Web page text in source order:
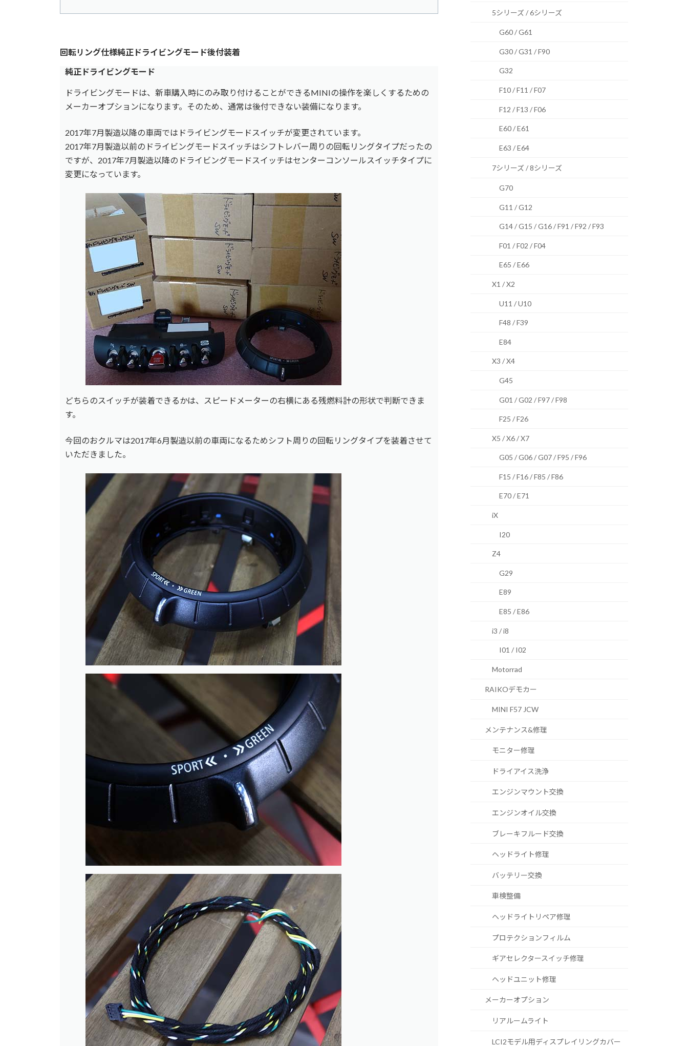
回転リング仕様純正ドライビングモード後付装着
純正ドライビングモード
ドライビングモードは、新車購入時にのみ取り付けることができるMINIの操作を楽しくするための
メーカーオプションになります。そのため、通常は後付できない装備になります。
2017年7月製造以降の車両ではドライビングモードスイッチが変更されています。
2017年7月製造以前のドライビングモードスイッチはシフトレバー周りの回転リングタイプだったの
ですが、2017年7月製造以降のドライビングモードスイッチはセンターコンソールスイッチタイプに
変更になっています。
どちらのスイッチが装着できるかは、スピードメーターの右横にある残燃料計の形状で判断できま
す。
今回のおクルマは2017年6月製造以前の車両になるためシフト周りの回転リングタイプを装着させて
いただきました。
5シリーズ / 6シリーズ
G60 / G61
G30 / G31 / F90
G32
F10 / F11 / F07
F12 / F13 / F06
E60 / E61
E63 / E64
7シリーズ / 8シリーズ
G70
G11 / G12
G14 / G15 / G16 / F91 / F92 / F93
F01 / F02 / F04
E65 / E66
X1 / X2
U11 / U10
F48 / F39
E84
X3 / X4
G45
G01 / G02 / F97 / F98
F25 / F26
X5 / X6 / X7
G05 / G06 / G07 / F95 / F96
F15 / F16 / F85 / F86
E70 / E71
iX
I20
Z4
G29
E89
E85 / E86
i3 / i8
I01 / I02
Motorrad
RAIKOデモカー
MINI F57 JCW
メンテナンス&修理
モニター修理
ドライアイス洗浄
エンジンマウント交換
エンジンオイル交換
ブレーキフルード交換
ヘッドライト修理
バッテリー交換
車検整備
ヘッドライトリペア修理
プロテクションフィルム
ギアセレクタースイッチ修理
ヘッドユニット修理
メーカーオプション
リアルームライト
LCI2モデル用ディスプレイリングカバー